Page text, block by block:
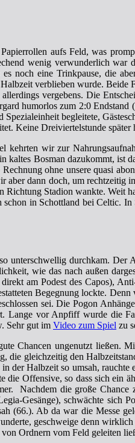
aufs Feld, was
wenig verwunderlich
noch eine Trinkpause, die
verblieben wurde.Beide
vergebens. Die
humorlos zum 2:0
begleitete,
Keine Dreiviertelstunde
wir zur
kaltes Bosman dazukommt, ist
ohne unsere quasi
aber dann doch, um
Stadion wankte. Weit
in Schottland bei Celtic.
unterschwellig durchkam.
wie das nach außen
am Podest des Capos),
Begegnung lockte. Denn
sei. Die Pogon
vor Anpfiff wurde die
Sehr gut im Video zum Spiel zu
Chancen ungenutzt ließen.
die gleichzeitig den
der Halbzeit so umsah,
die Offensive, so dass sich
Nachdem die große Chance
Gesänge), schwächte sich
(66.). Ab da war die Messe
geschweige denn
Ordnern vom Feld geleiten